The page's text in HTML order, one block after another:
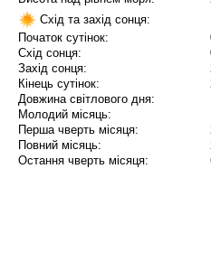
Схід та захід сонця:
Початок сутінок:
Схід сонця:
Захід сонця:
Кінець сутінок:
Довжина світлового дня:
Молодий місяць:
Перша чверть місяця:
Повний місяць:
Остання чверть місяця: